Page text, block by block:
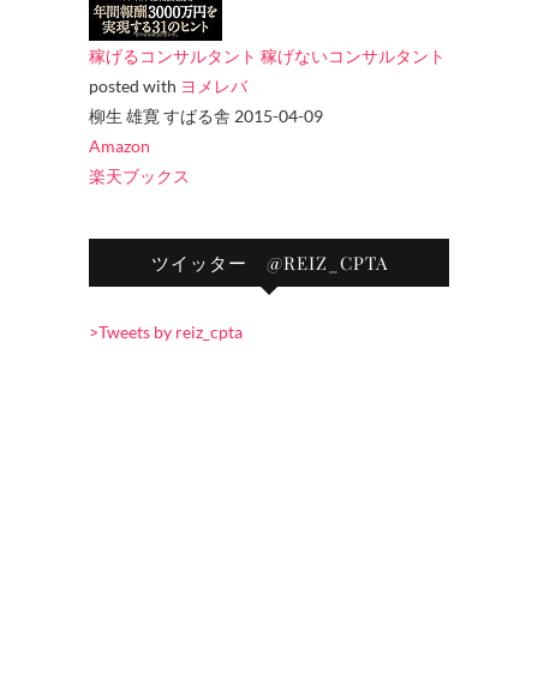
稼げるコンサルタント 稼げないコンサルタント
posted with ヨメレバ
柳生 雄寛 すばる舎 2015-04-09
Amazon
楽天ブックス
ツイッター @REIZ_CPTA
>Tweets by reiz_cpta